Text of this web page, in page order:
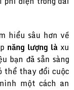
hiểu sâu hơn về
năng lượng làxu
bạn đã sẵn sàng
thể thay đổi cuộc
một cách an